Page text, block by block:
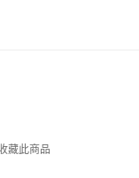
藏此商品